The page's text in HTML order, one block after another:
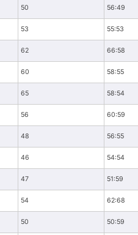
50 56:49
53 55:53
62 66:58
60 58:55
65 58:54
56 60:59
48 56:55
46 54:54
47 51:59
54 62:68
50 50:59